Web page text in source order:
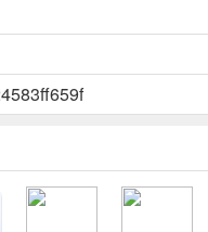
设侵权赔付，创作约拍更安
方搭建直接沟通的桥梁。
场浏览各类风格作品，还可